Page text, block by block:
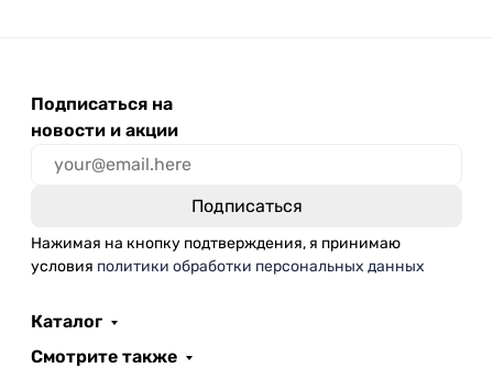
Подписаться на
новости и акции
Нажимая на кнопку подтверждения, я принимаю
условия политики обработки персональных данных
Каталог
Смотрите также